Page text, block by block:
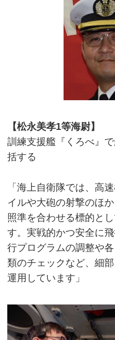
【松永美孝1等海尉】
訓練支援艦『くろべ』
括する
「海上自衛隊では、高
イルや大砲の射撃のほ
照準を合わせる標的と
す。実戦的かつ安全に
行プログラムの調整や
類のチェックなど、細
運用しています」